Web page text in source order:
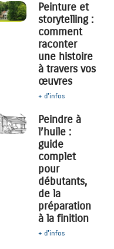
Peinture et
storytelling :
comment
raconter
une histoire
à travers vos
œuvres
+ d'infos
Peindre à
l’huile :
guide
complet
pour
débutants,
de la
préparation
à la finition
+ d'infos